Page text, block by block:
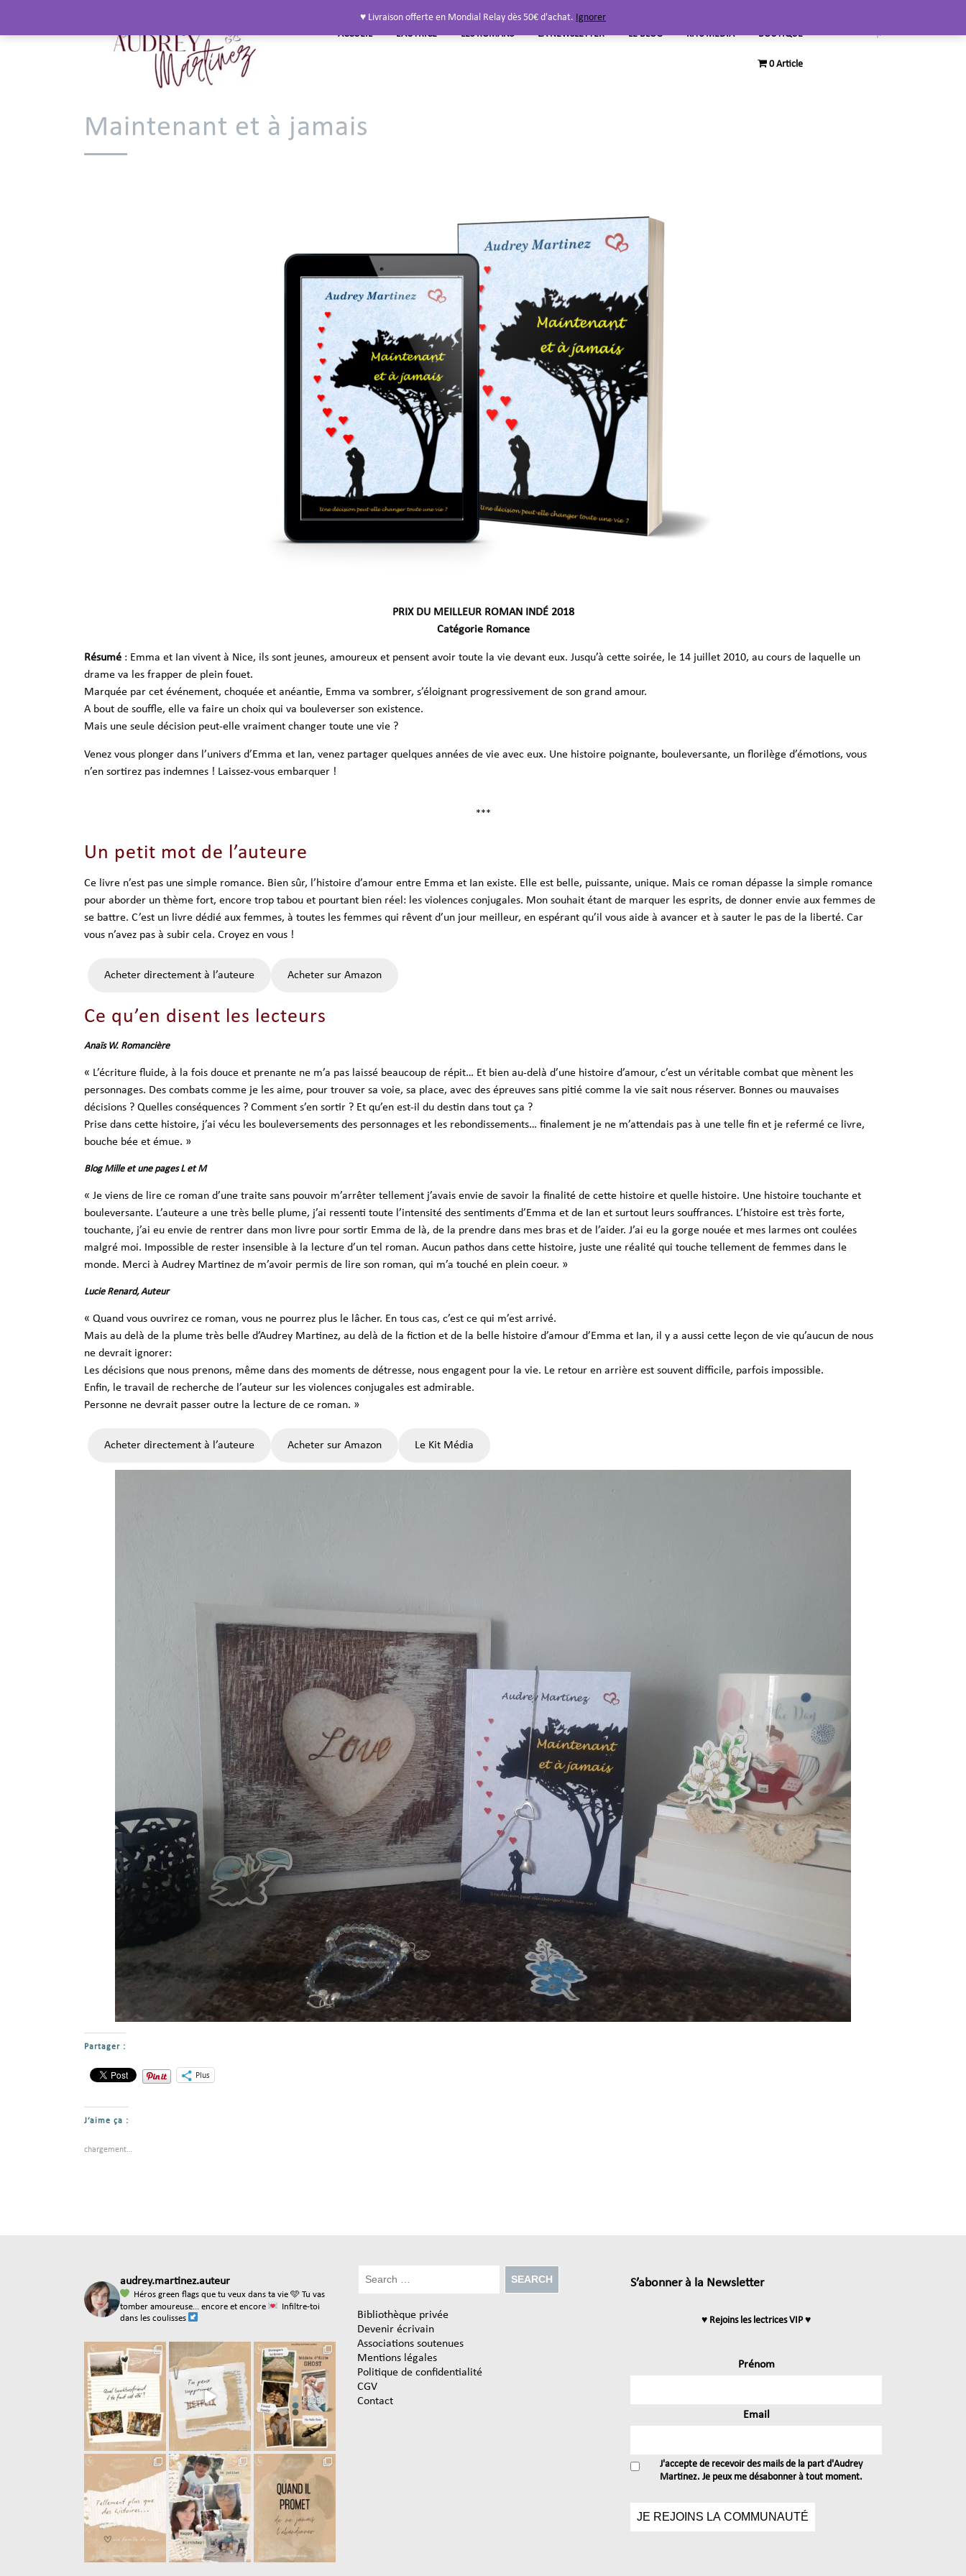
ACCUEIL L’AUTRICE LES ROMANS LA NEWSLETTER LE BLOG KITS MEDIA BOUTIQUE
0 Article
Maintenant et à jamais
PRIX DU MEILLEUR ROMAN INDÉ 2018
Catégorie Romance
Résumé : Emma et Ian vivent à Nice, ils sont jeunes, amoureux et pensent avoir toute la vie devant eux. Jusqu’à cette soirée, le 14 juillet 2010, au cours de laquelle un
drame va les frapper de plein fouet.
Marquée par cet événement, choquée et anéantie, Emma va sombrer, s’éloignant progressivement de son grand amour.
A bout de souffle, elle va faire un choix qui va bouleverser son existence.
Mais une seule décision peut-elle vraiment changer toute une vie ?
Venez vous plonger dans l’univers d’Emma et Ian, venez partager quelques années de vie avec eux. Une histoire poignante, bouleversante, un florilège d’émotions, vous
n’en sortirez pas indemnes ! Laissez-vous embarquer !
***
Un petit mot de l’auteure
Ce livre n’est pas une simple romance. Bien sûr, l’histoire d’amour entre Emma et Ian existe. Elle est belle, puissante, unique. Mais ce roman dépasse la simple romance
pour aborder un thème fort, encore trop tabou et pourtant bien réel: les violences conjugales. Mon souhait étant de marquer les esprits, de donner envie aux femmes de
se battre. C’est un livre dédié aux femmes, à toutes les femmes qui rêvent d’un jour meilleur, en espérant qu’il vous aide à avancer et à sauter le pas de la liberté. Car
vous n’avez pas à subir cela. Croyez en vous !
Acheter directement à l’auteure Acheter sur Amazon
Ce qu’en disent les lecteurs
Anaïs W. Romancière
« L’écriture fluide, à la fois douce et prenante ne m’a pas laissé beaucoup de répit… Et bien au-delà d’une histoire d’amour, c’est un véritable combat que mènent les
personnages. Des combats comme je les aime, pour trouver sa voie, sa place, avec des épreuves sans pitié comme la vie sait nous réserver. Bonnes ou mauvaises
décisions ? Quelles conséquences ? Comment s’en sortir ? Et qu’en est-il du destin dans tout ça ?
Prise dans cette histoire, j’ai vécu les bouleversements des personnages et les rebondissements… finalement je ne m’attendais pas à une telle fin et je refermé ce livre,
bouche bée et émue. »
Blog Mille et une pages L et M
« Je viens de lire ce roman d’une traite sans pouvoir m’arrêter tellement j’avais envie de savoir la finalité de cette histoire et quelle histoire. Une histoire touchante et
bouleversante. L’auteure a une très belle plume, j’ai ressenti toute l’intensité des sentiments d’Emma et de Ian et surtout leurs souffrances. L’histoire est très forte,
touchante, j’ai eu envie de rentrer dans mon livre pour sortir Emma de là, de la prendre dans mes bras et de l’aider. J’ai eu la gorge nouée et mes larmes ont coulées
malgré moi. Impossible de rester insensible à la lecture d’un tel roman. Aucun pathos dans cette histoire, juste une réalité qui touche tellement de femmes dans le
monde. Merci à Audrey Martinez de m’avoir permis de lire son roman, qui m’a touché en plein coeur. »
Lucie Renard, Auteur
« Quand vous ouvrirez ce roman, vous ne pourrez plus le lâcher. En tous cas, c’est ce qui m’est arrivé.
Mais au delà de la plume très belle d’Audrey Martinez, au delà de la fiction et de la belle histoire d’amour d’Emma et Ian, il y a aussi cette leçon de vie qu’aucun de nous
ne devrait ignorer:
Les décisions que nous prenons, même dans des moments de détresse, nous engagent pour la vie. Le retour en arrière est souvent difficile, parfois impossible.
Enfin, le travail de recherche de l’auteur sur les violences conjugales est admirable.
Personne ne devrait passer outre la lecture de ce roman. »
Acheter directement à l’auteure Acheter sur Amazon Le Kit Média
Partager :
Plus
J’aime ça :
chargement…
audrey.martinez.auteur
Héros green flags que tu veux dans ta vie 🩵 Tu vas
tomber amoureuse... encore et encore
Infiltre-toi
dans les coulisses
Bibliothèque privée
Devenir écrivain
Associations soutenues
Mentions légales
Politique de confidentialité
CGV
Contact
S’abonner à la Newsletter
♥ Rejoins les lectrices VIP ♥
Prénom
Email
J'accepte de recevoir des mails de la part d'Audrey
Martinez. Je peux me désabonner à tout moment.
♥ Livraison offerte en Mondial Relay dès 50€ d'achat. Ignorer